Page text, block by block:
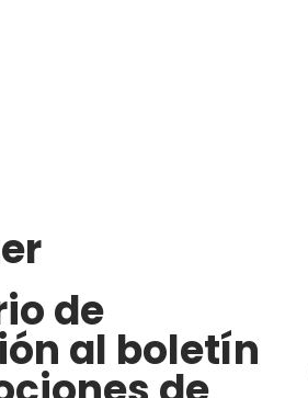
de
al boletín